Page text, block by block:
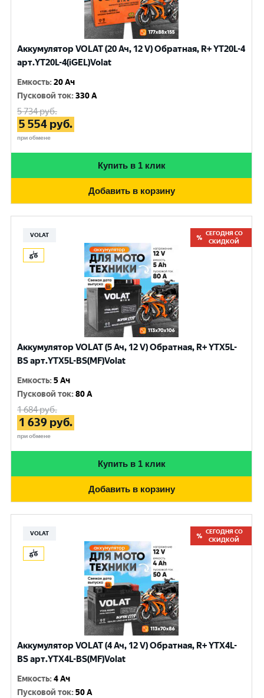
Аккумулятор VOLAT (20 Ач, 12 V) Обратная, R+ YT20L-4
арт.YT20L-4(iGEL)Volat
Емкость:20 Ач
Пусковой ток:330 A
5 734руб.
5 554 руб.
при обмене
Купить в 1 клик
Добавить в корзину
VOLAT
СЕГОДНЯ СО
СКИДКОЙ
Аккумулятор VOLAT (5 Ач, 12 V) Обратная, R+ YTX5L-
BS арт.YTX5L-BS(MF)Volat
Емкость:5 Ач
Пусковой ток:80 A
1 684руб.
1 639 руб.
при обмене
Купить в 1 клик
Добавить в корзину
VOLAT
СЕГОДНЯ СО
СКИДКОЙ
Аккумулятор VOLAT (4 Ач, 12 V) Обратная, R+ YTX4L-
BS арт.YTX4L-BS(MF)Volat
Емкость:4 Ач
Пусковой ток:50 A